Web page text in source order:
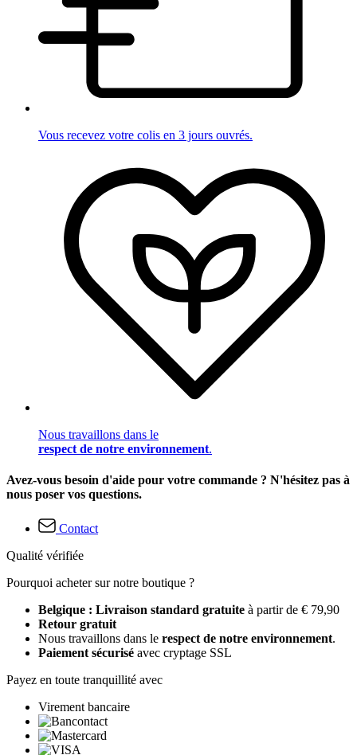
Vous recevez votre colis en 3 jours ouvrés.
Nous travaillons dans le
respect de notre environnement.
Avez-vous besoin d'aide pour votre commande ? N'hésitez pas à
nous poser vos questions.
Contact
Qualité vérifiée
Pourquoi acheter sur notre boutique ?
Belgique : Livraison standard gratuite à partir de € 79,90
Retour gratuit
Nous travaillons dans le respect de notre environnement.
Paiement sécurisé avec cryptage SSL
Payez en toute tranquillité avec
Virement bancaire